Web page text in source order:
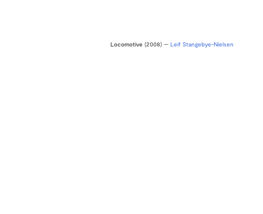
Locomotive (2008) — Leif Stangebye-Nielsen